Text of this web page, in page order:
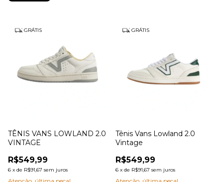
GRÁTIS
TÊNIS VANS LOWLAND 2.0
VINTAGE
R$549,99
6 x de R$91,67 sem juros
GRÁTIS
Tênis Vans Lowland 2.0
Vintage
R$549,99
6 x de R$91,67 sem juros